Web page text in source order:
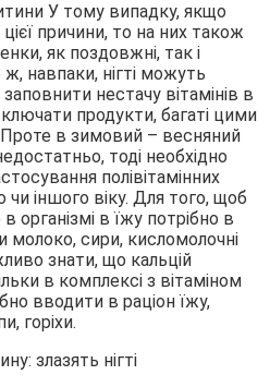
У тому випадку, якщо
причини, то на них також
як поздовжні, так і
ж, навпаки, нігті можуть
нестачу вітамінів в
продукти, багаті цими
в зимовий – весняний
тоді необхідно
полівітамінних
чи іншого віку. Для того, щоб
організмі в їжу потрібно в
молоко, сири, кисломолочні
знати, що кальцій
в комплексі з вітаміном
вводити в раціон їжу,
горіхи.